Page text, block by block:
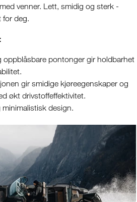
venner. Lett, smidig og sterk -
for deg.
oppblåsbare pontonger gir holdbarhet
gir smidige kjøreegenskaper og
økt drivstoffeffektivitet.
design.